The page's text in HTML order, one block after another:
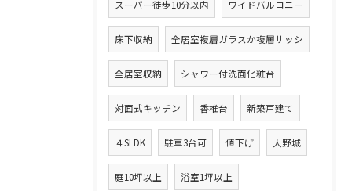
スーパー徒歩10分以内 ワイドバルコニー
床下収納 全居室複層ガラスか複層サッシ
全居室収納 シャワー付洗面化粧台
対面式キッチン 香椎台 新築戸建て
４SLDK 駐車3台可 値下げ 大野城
庭10坪以上 浴室1坪以上